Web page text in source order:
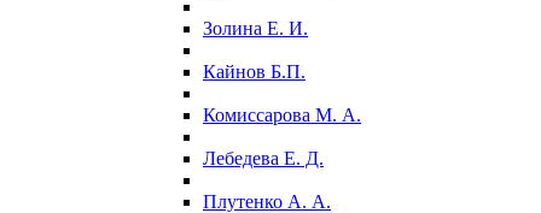
Золина Е. И.
Кайнов Б.П.
Комиссарова М. А.
Лебедева Е. Д.
Плутенко А. А.